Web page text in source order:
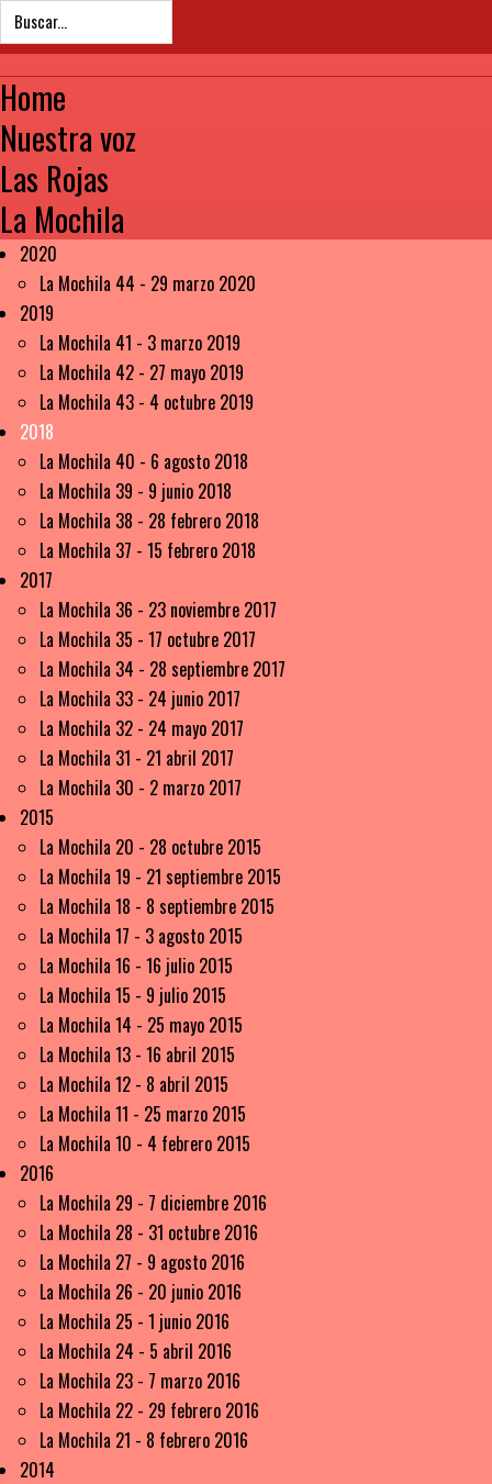
Home
Nuestra voz
Las Rojas
La Mochila
2020
La Mochila 44 - 29 marzo 2020
2019
La Mochila 41 - 3 marzo 2019
La Mochila 42 - 27 mayo 2019
La Mochila 43 - 4 octubre 2019
2018
La Mochila 40 - 6 agosto 2018
La Mochila 39 - 9 junio 2018
La Mochila 38 - 28 febrero 2018
La Mochila 37 - 15 febrero 2018
2017
La Mochila 36 - 23 noviembre 2017
La Mochila 35 - 17 octubre 2017
La Mochila 34 - 28 septiembre 2017
La Mochila 33 - 24 junio 2017
La Mochila 32 - 24 mayo 2017
La Mochila 31 - 21 abril 2017
La Mochila 30 - 2 marzo 2017
2015
La Mochila 20 - 28 octubre 2015
La Mochila 19 - 21 septiembre 2015
La Mochila 18 - 8 septiembre 2015
La Mochila 17 - 3 agosto 2015
La Mochila 16 - 16 julio 2015
La Mochila 15 - 9 julio 2015
La Mochila 14 - 25 mayo 2015
La Mochila 13 - 16 abril 2015
La Mochila 12 - 8 abril 2015
La Mochila 11 - 25 marzo 2015
La Mochila 10 - 4 febrero 2015
2016
La Mochila 29 - 7 diciembre 2016
La Mochila 28 - 31 octubre 2016
La Mochila 27 - 9 agosto 2016
La Mochila 26 - 20 junio 2016
La Mochila 25 - 1 junio 2016
La Mochila 24 - 5 abril 2016
La Mochila 23 - 7 marzo 2016
La Mochila 22 - 29 febrero 2016
La Mochila 21 - 8 febrero 2016
2014